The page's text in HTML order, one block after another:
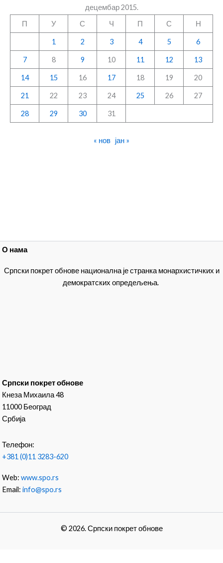
децембар 2015.
П
У С Ч П С Н
1 2 3 4 5 6
7 8 9 10 11 12 13
14 15 16 17 18 19 20
21 22 23 24 25 26 27
28 29 30 31
« нов јан »
О нама
Српски покрет обнове национална је странка монархистичких и
демократских опредељења.
Српски покрет обнове
Кнеза Михаила 48
11000 Београд
Србија
Телефон:
+381 (0)11 3283-620
Web:www.spo.rs
Email:info@spo.rs
© 2026. Српски покрет обнове